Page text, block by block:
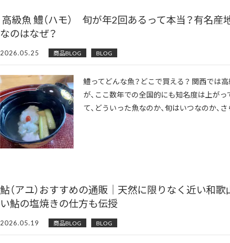
高級魚 鱧（ハモ） 旬が年2回あるって本当？有名産
なのはなぜ？
2026.05.25 商品BLOG BLOG
鱧ってどんな魚？どこで買える？ 関西では
が、ここ数年での全国的にも知名度は上が
て、どういった魚なのか、旬はいつなのか、
鮎（アユ）おすすめの通販｜天然に限りなく近い和歌
い鮎の塩焼きの仕方も伝授
2026.05.19 商品BLOG BLOG